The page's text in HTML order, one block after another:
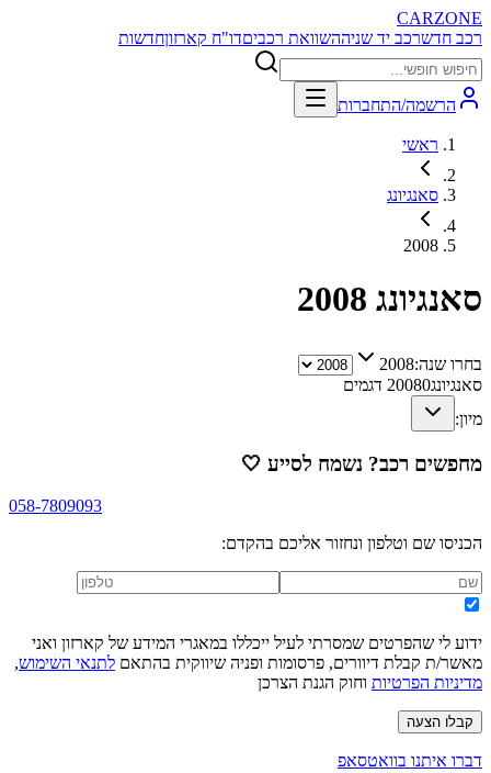
CARZONE
רכב חדשרכב יד שניההשוואת רכביםדו"ח קארזוןחדשות
הרשמה/התחברות
ראשי
סאנגיונג
2008
סאנגיונג 2008
בחרו שנה:2008
סאנגיונג 20080
דגמים
מיון:
מחפשים רכב? נשמח לסייע 🤍
058-7809093
הכניסו שם וטלפון ונחזור אליכם בהקדם:
ידוע לי שהפרטים שמסרתי לעיל ייכללו במאגרי המידע של קארזון ואני
מאשר/ת קבלת דיוורים, פרסומות ופניה שיווקית בהתאם לתנאי השימוש,
מדיניות הפרטיות וחוק הגנת הצרכן
קבלו הצעה
דברו איתנו בוואטסאפ